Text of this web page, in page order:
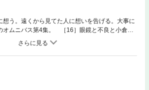
想う。遠くから見てた人に想いを告げる。大事に
オムニバス第4集。 ［16］眼鏡と不良と小倉ヨ
ミックスバレンタイン ［18］one white day
［番外編］ソルト＆ビネガー ［番外編］茶谷町